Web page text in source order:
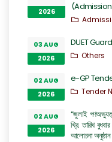
2026
03 AUG
2026
DUET
Others
02 AUG
2026
e-GP
Tender
02 AUG
2026
“জুলাই
খ্রি. তারিখ
আলোচনা